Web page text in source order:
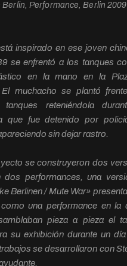
Berlin, Performance, Berlin 2009
inspirado en ese joven
se enfrentó a los tanques
en la mano en la
El muchacho se plantó
reteniéndola
que fue detenido por
sin dejar rastro.
se construyeron dos
dos performances, una
Berlinen / Mute War»
una performance en la
pieza a pieza el
su exhibición durante un
se desarrollaron con